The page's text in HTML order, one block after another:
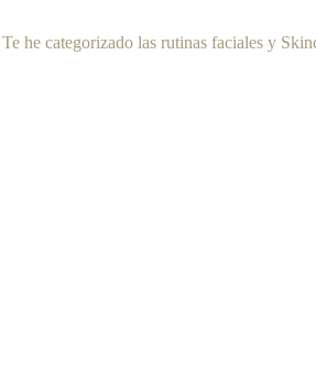
Te he categorizado las rutinas faciales y